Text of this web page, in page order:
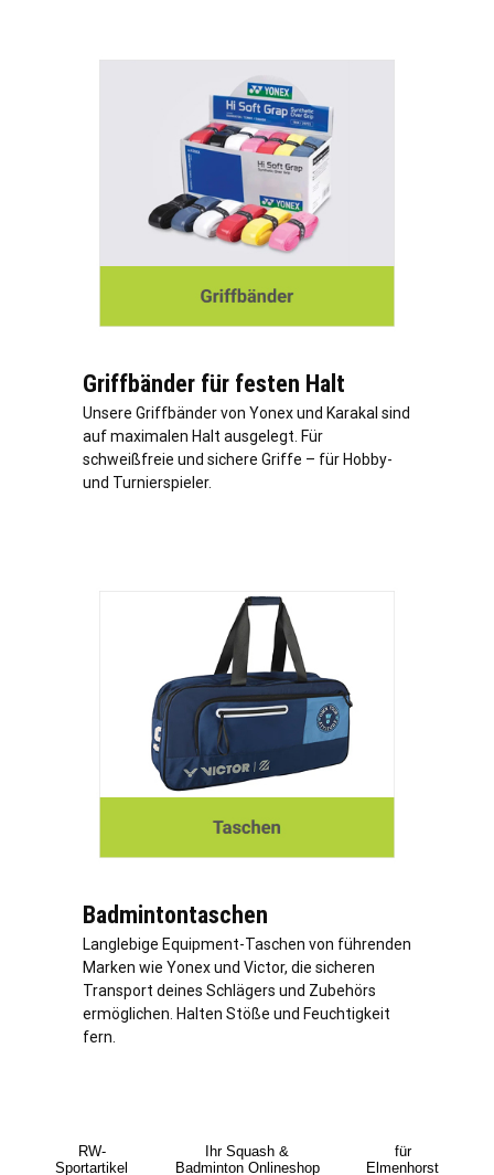
Griffbänder für festen Halt
Unsere Griffbänder von Yonex und Karakal sind
auf maximalen Halt ausgelegt. Für
schweißfreie und sichere Griffe – für Hobby-
und Turnierspieler.
Badmintontaschen
Langlebige Equipment-Taschen von führenden
Marken wie Yonex und Victor, die sicheren
Transport deines Schlägers und Zubehörs
ermöglichen. Halten Stöße und Feuchtigkeit
fern.
RW-
Sportartikel
Ihr Squash &
Badminton Onlineshop
für
Elmenhorst